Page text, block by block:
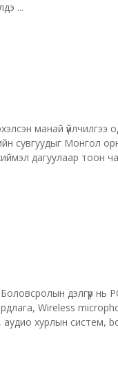
...
манай үйлчилгээ
сувгуудыг Монгол
дагуулаар тоон
дэлгүүр нь
Wireless
аудио хурлын систем,